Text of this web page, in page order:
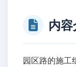
内
园区路的施工